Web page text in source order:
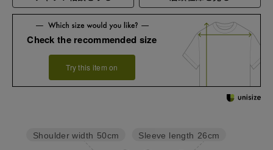
Check the recommended size
Try this item on
Sleeve length 26cm
Shoulder width 50cm